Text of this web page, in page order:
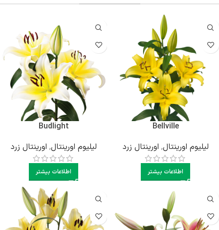
Bellville
لیلیوم اورینتال, اورینتال زرد
اطلاعات بیشتر
Budlight
لیلیوم اورینتال, اورینتال زرد
اطلاعات بیشتر